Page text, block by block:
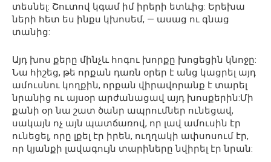
տեսնել: Շուտով կգամ իմ իրերի ետևից: Երեխա
ների հետ ես ինքս կխոսեմ, — ասաց ու գնաց
տանից:
Այդ խոս քերը մինչև հոգու խորքը խոցեցին կնոջը:
Նա հիշեց, թե որքան դառն օրեր է անց կացրել այդ
ամուսնու կողքին, որքան վիրավորանք է տարել
նրանից ու այսօր արժանացավ այդ խոսքերին:Մի
քանի օր նա շատ ծանր ապրումներ ունեցավ,
սակայն ոչ այն պատճառով, որ լավ ամուսին էր
ունեցել, որը լքել էր իրեն, ուղղակի ափսոսում էր,
որ կյանքի լավագույն տարիները նվիրել էր նրան: